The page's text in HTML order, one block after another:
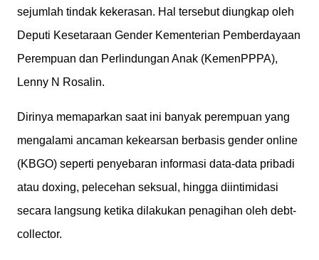
sejumlah tindak kekerasan. Hal tersebut diungkap oleh
Deputi Kesetaraan Gender Kementerian Pemberdayaan
Perempuan dan Perlindungan Anak (KemenPPPA),
Lenny N Rosalin.
Dirinya memaparkan saat ini banyak perempuan yang
mengalami ancaman kekearsan berbasis gender online
(KBGO) seperti penyebaran informasi data-data pribadi
atau doxing, pelecehan seksual, hingga diintimidasi
secara langsung ketika dilakukan penagihan oleh debt-
collector.